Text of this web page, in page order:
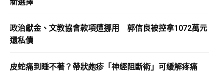
政治獻金、文教協會款項遭挪用 郭信良被控拿1072萬元
還私債
皮蛇痛到睡不著？帶狀皰疹「神經阻斷術」可緩解疼痛